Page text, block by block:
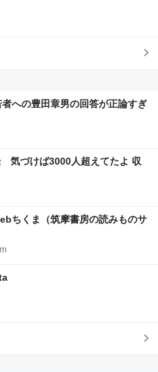
への豊田章男の回答が正論すぎ
気づけば3000人超えてたよ 収
ちくま（筑摩書房の読みものサ